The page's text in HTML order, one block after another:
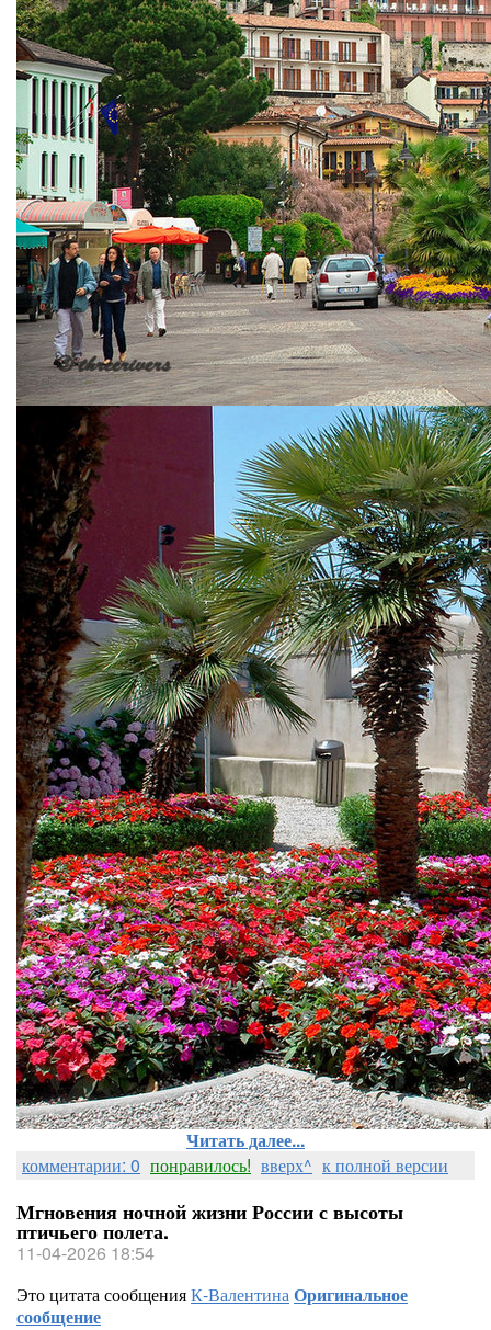
Читать далее...
комментарии: 0 понравилось! вверх^ к полной версии
Мгновения ночной жизни России с высоты
птичьего полета.
11-04-2026 18:54
Это цитата сообщенияК-ВалентинаОригинальное
сообщение